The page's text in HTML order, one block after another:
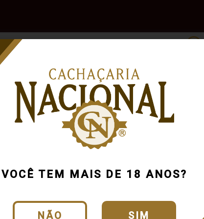
VOCÊ TEM MAIS DE 18 ANOS?
NÃO SIM
Acessórios
Outras
Bebidas
Marcas